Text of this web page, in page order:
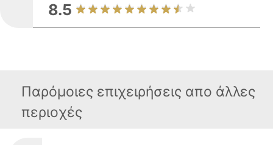
8.5
Παρόμοιες επιχειρήσεις απο άλλες
περιοχές